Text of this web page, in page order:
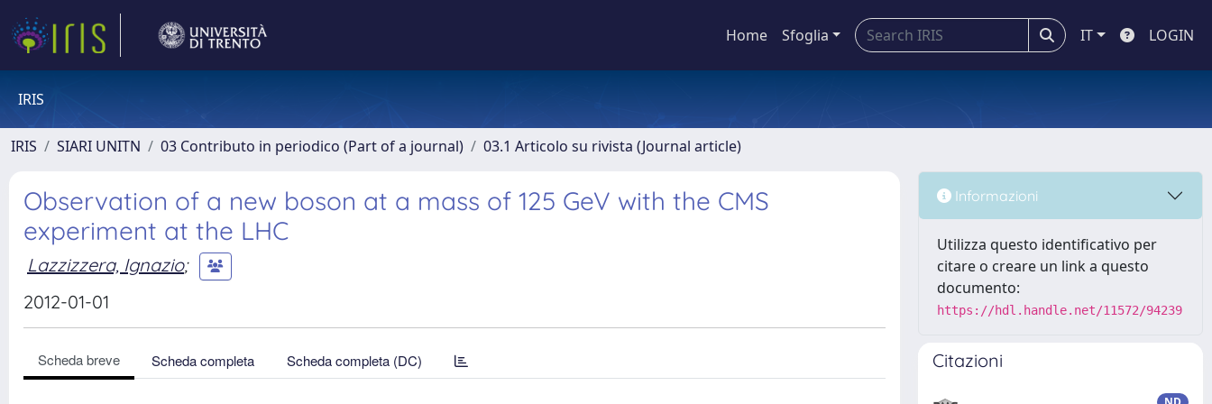
Home Sfoglia IT LOGIN
IRIS
IRIS SIARI UNITN 03 Contributo in periodico (Part of a journal) 03.1 Articolo su rivista (Journal article)
Observation of a new boson at a mass of 125 GeV with the CMS
experiment at the LHC
Lazzizzera, Ignazio;
2012-01-01
Scheda breve Scheda completa Scheda completa (DC)
Informazioni
Utilizza questo identificativo per
citare o creare un link a questo
documento:
https://hdl.handle.net/11572/94239
Citazioni